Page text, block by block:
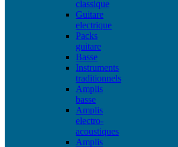
classique
Guitare
electrique
Packs
guitare
Basse
Instruments
traditionnels
Amplis
basse
Amplis
electro-
acoustiques
Amplis